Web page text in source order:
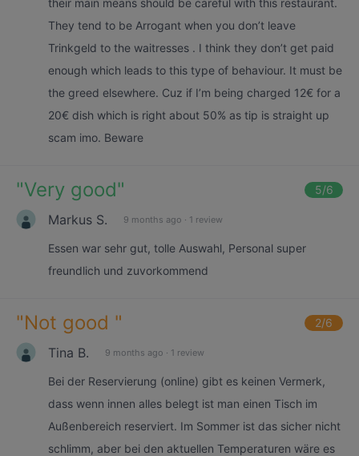
their main means should be careful with this restaurant.
They tend to be Arrogant when you don’t leave
Trinkgeld to the waitresses . I think they don’t get paid
enough which leads to this type of behaviour. It must be
the greed elsewhere. Cuz if I’m being charged 12€ for a
20€ dish which is right about 50% as tip is straight up
scam imo. Beware
"Very good" 5/6
Markus S. 9 months ago · 1 review
Essen war sehr gut, tolle Auswahl, Personal super
freundlich und zuvorkommend
"Not good " 2/6
Tina B. 9 months ago · 1 review
Bei der Reservierung (online) gibt es keinen Vermerk,
dass wenn innen alles belegt ist man einen Tisch im
Außenbereich reserviert. Im Sommer ist das sicher nicht
schlimm, aber bei den aktuellen Temperaturen wäre es